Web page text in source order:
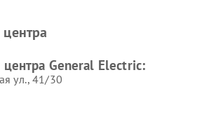
General Electric
центра General Electric:
ул., 41/30